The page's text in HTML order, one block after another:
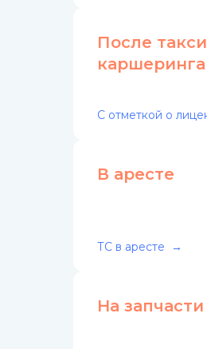
После
каршеринга
С отметкой о
В аресте
ТС в аресте
На запчасти